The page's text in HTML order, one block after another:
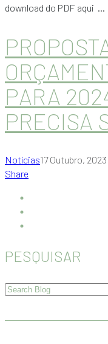
download do PDF aqui ...
PARA
PRECISA
Notícias17 Outubro, 2023
Share
PESQUISAR